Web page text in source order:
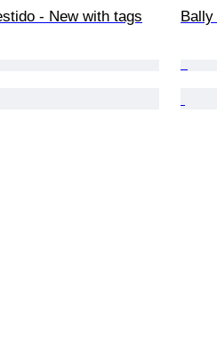
- New with tags